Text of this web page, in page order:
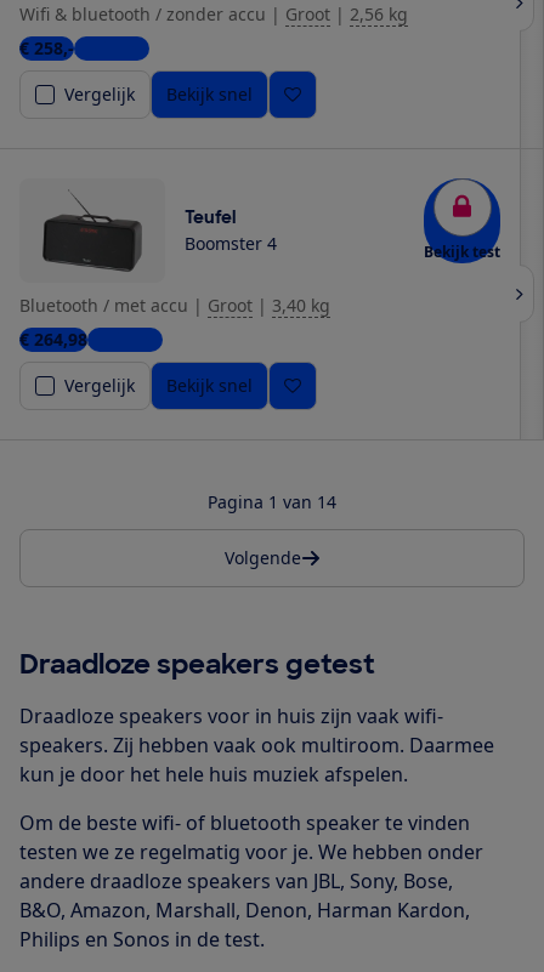
Wifi & bluetooth / zonder accu | Groot | 2,56 kg
€ 258,-3 winkels
Vergelijk
Bekijk snel
Teufel
Boomster 4 Bekijk test
Bluetooth / met accu | Groot | 3,40 kg
€ 264,983 winkels
Vergelijk
Bekijk snel
Pagina 1 van 14
Volgende
Draadloze speakers getest
Draadloze speakers voor in huis zijn vaak wifi-
speakers. Zij hebben vaak ook multiroom. Daarmee
kun je door het hele huis muziek afspelen.
Om de beste wifi- of bluetooth speaker te vinden
testen we ze regelmatig voor je. We hebben onder
andere draadloze speakers van JBL, Sony, Bose,
B&O, Amazon, Marshall, Denon, Harman Kardon,
Philips en Sonos in de test.